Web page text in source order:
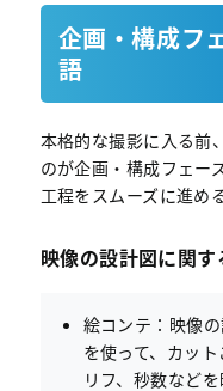
企画・構成フ
語
本格的な撮影に入る前
のが企画・構成フェー
工程をスムーズに進め
映像の設計図に関
絵コンテ：映像
を使って、カッ
リフ、秒数など